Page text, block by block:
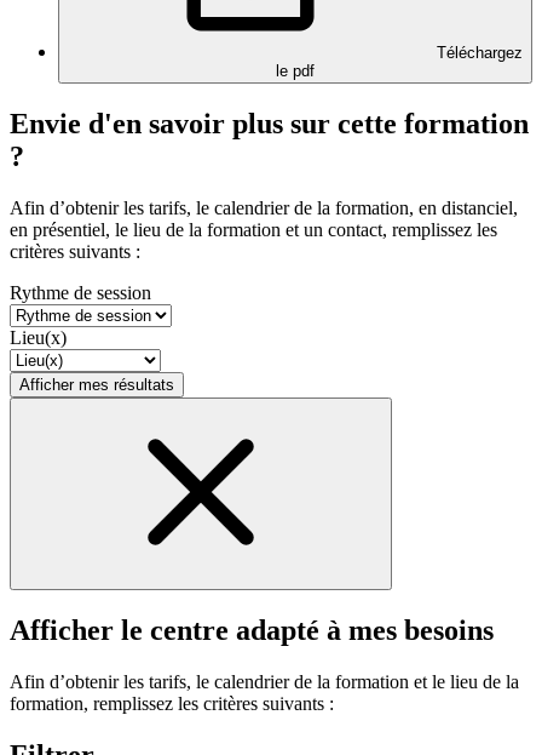
Téléchargez
le pdf
Envie d'en savoir plus sur cette formation
?
Afin d’obtenir les tarifs, le calendrier de la formation, en distanciel,
en présentiel, le lieu de la formation et un contact, remplissez les
critères suivants :
Rythme de session
Lieu(x)
Afficher mes résultats
Afficher le centre adapté à mes besoins
Afin d’obtenir les tarifs, le calendrier de la formation et le lieu de la
formation, remplissez les critères suivants :